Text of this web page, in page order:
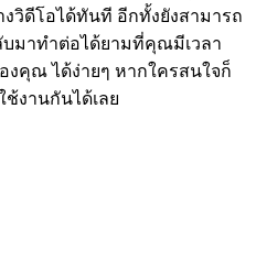
วิดีโอได้ทันที อีกทั้งยังสามารถ
บมาทำต่อได้ยามที่คุณมีเวลา
งคุณ ได้ง่ายๆ หากใครสนใจก็
งานกันได้เลย